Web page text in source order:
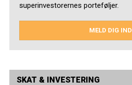
superinvestorernes porteføljer.
MELD DIG IND
SKAT & INVESTERING